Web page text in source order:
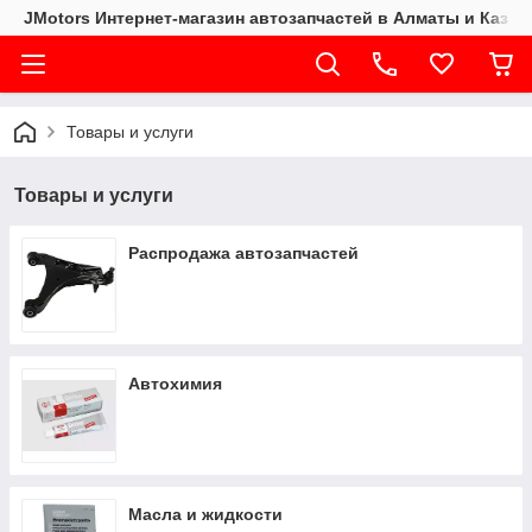
JMotors Интернет-магазин автозапчастей в Алматы и
Товары и услуги
Товары и услуги
Распродажа автозапчастей
Автохимия
Масла и жидкости